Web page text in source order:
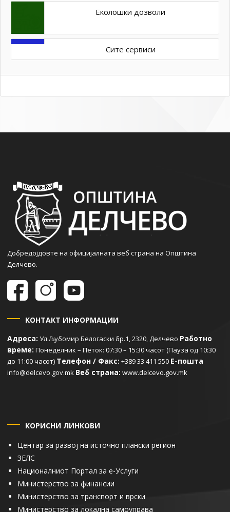
Еколошки дозволи
Сите сервиси
Добредојдовте на официјалната веб страна на Општина
Делчево.
КОНТАКТ ИНФОРМАЦИИ
Адреса: Ул.Љубомир Белогаски бр.1, 2320, Делчево Работно
време: Понеделник – Петок: 07:30 – 15:30 часот (Пауза од 10:30
до 11:00 часот) Телефон / Факс: +389 33 411 550 Е-пошта
info@delcevo.gov.mk Веб страна: www.delcevo.gov.mk
КОРИСНИ ЛИНКОВИ
Центар за развој на источно плански регион
ЗЕЛС
Националниот Портал за е-Услуги
Министерство за финансии
Министерство за транспорт и врски
Министерство за локална самоуправа